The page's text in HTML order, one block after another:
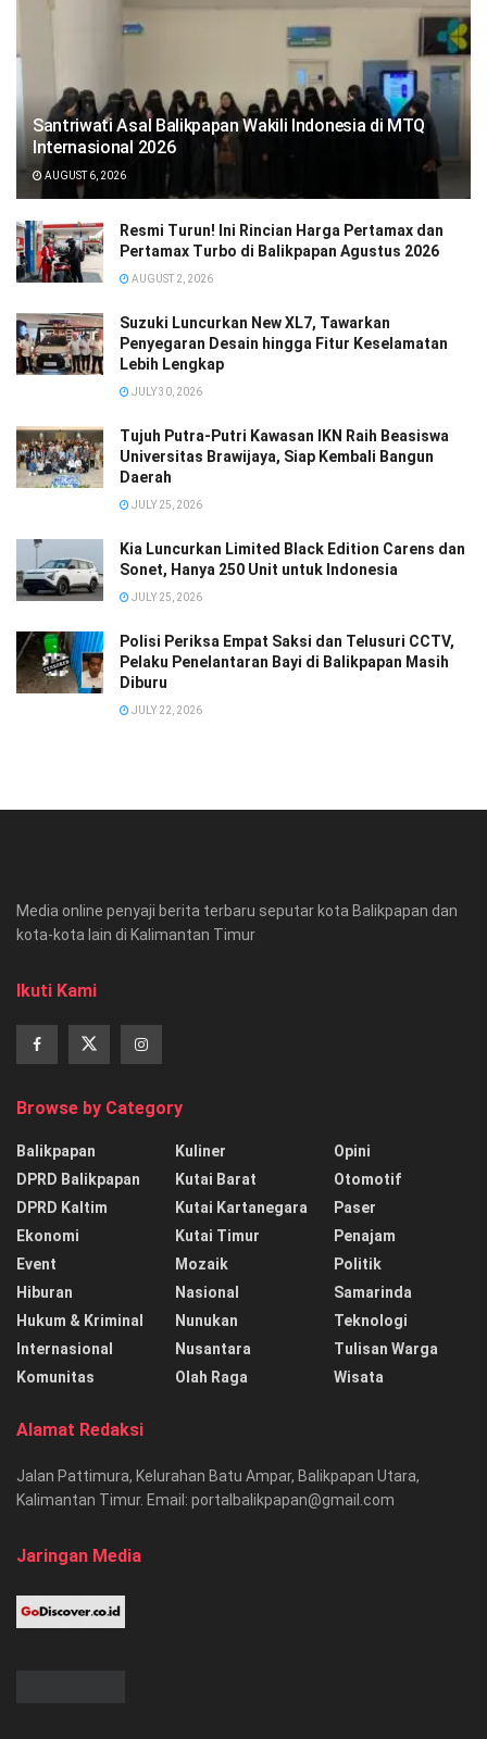
Santriwati Asal Balikpapan Wakili Indonesia di MTQ
Internasional 2026
AUGUST 6, 2026
Resmi Turun! Ini Rincian Harga Pertamax dan
Pertamax Turbo di Balikpapan Agustus 2026
AUGUST 2, 2026
Suzuki Luncurkan New XL7, Tawarkan
Penyegaran Desain hingga Fitur Keselamatan
Lebih Lengkap
JULY 30, 2026
Tujuh Putra-Putri Kawasan IKN Raih Beasiswa
Universitas Brawijaya, Siap Kembali Bangun
Daerah
JULY 25, 2026
Kia Luncurkan Limited Black Edition Carens dan
Sonet, Hanya 250 Unit untuk Indonesia
JULY 25, 2026
Polisi Periksa Empat Saksi dan Telusuri CCTV,
Pelaku Penelantaran Bayi di Balikpapan Masih
Diburu
JULY 22, 2026
Media online penyaji berita terbaru seputar kota Balikpapan dan
kota-kota lain di Kalimantan Timur
Ikuti Kami
Browse by Category
Balikpapan
DPRD Balikpapan
DPRD Kaltim
Ekonomi
Event
Hiburan
Hukum & Kriminal
Internasional
Komunitas
Kuliner
Kutai Barat
Kutai Kartanegara
Kutai Timur
Mozaik
Nasional
Nunukan
Nusantara
Olah Raga
Opini
Otomotif
Paser
Penajam
Politik
Samarinda
Teknologi
Tulisan Warga
Wisata
Alamat Redaksi
Jalan Pattimura, Kelurahan Batu Ampar, Balikpapan Utara,
Kalimantan Timur. Email: portalbalikpapan@gmail.com
Jaringan Media